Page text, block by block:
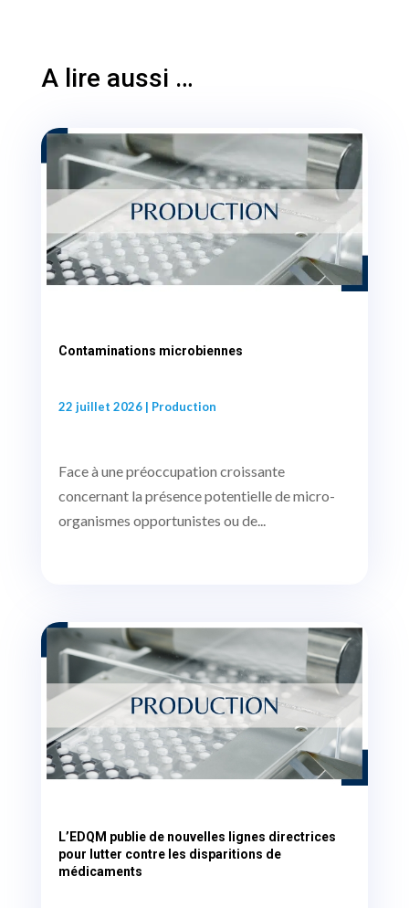
A lire aussi …
Contaminations microbiennes
22 juillet 2026| Production
Face à une préoccupation croissante
concernant la présence potentielle de micro-
organismes opportunistes ou de...
L’EDQM publie de nouvelles lignes directrices
pour lutter contre les disparitions de
médicaments